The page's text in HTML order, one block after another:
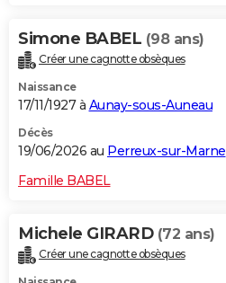
Simone BABEL (98 ans)
Créer une cagnotte obsèques
Naissance
17/11/1927 à Aunay-sous-Auneau
Décès
19/06/2026 au Perreux-sur-Marne
Famille BABEL
Michele GIRARD (72 ans)
Créer une cagnotte obsèques